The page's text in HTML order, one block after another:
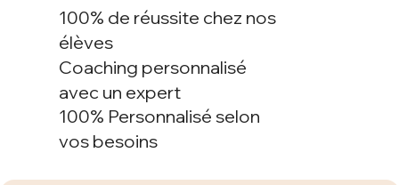
100% de réussite chez nos
élèves
Coaching personnalisé
avec un expert
100% Personnalisé selon
vos besoins